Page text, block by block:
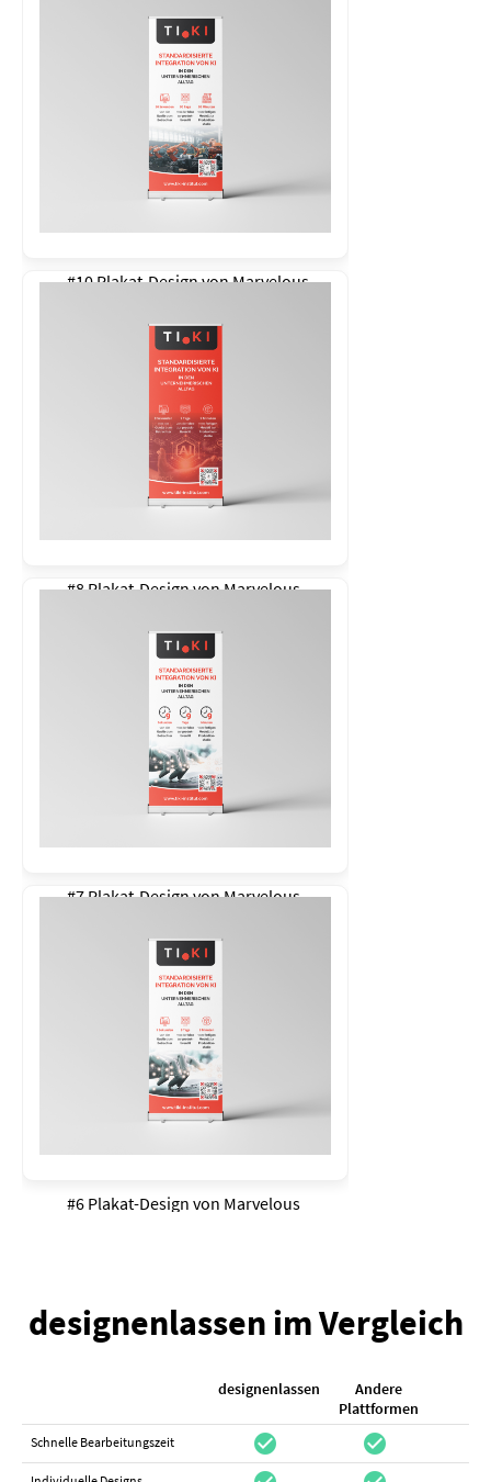
#10 Plakat-Design vonMarvelous
#8 Plakat-Design vonMarvelous
#7 Plakat-Design vonMarvelous
#6 Plakat-Design von Marvelous
designenlassen im Vergleich
designenlassen
Andere
Plattformen
Schnelle Bearbeitungszeit check_circle check_circle